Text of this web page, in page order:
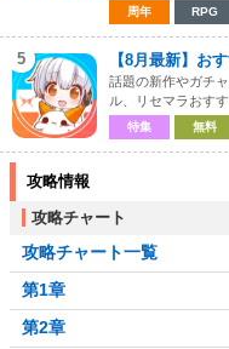
周年 RPG
5 【8月最新】お
話題の新作やガチ
ル、リセマラおす
特集 無料
攻略情報
攻略チャート
攻略チャート一覧
第1章
第2章